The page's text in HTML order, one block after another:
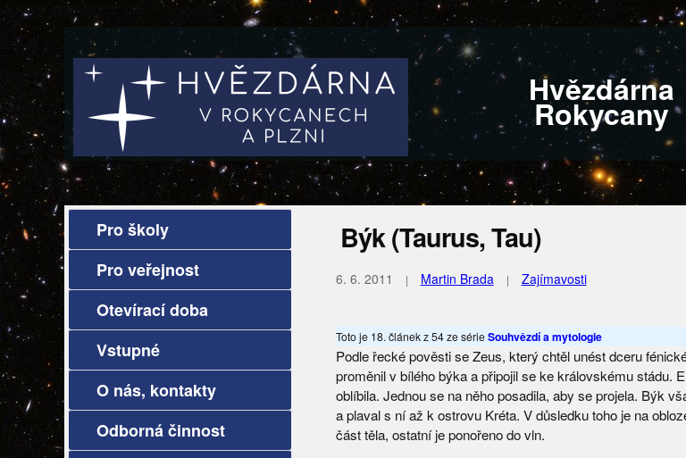
Hvězdárna
Rokycany
Pro školy
Pro veřejnost
Otevírací doba
Vstupné
O nás, kontakty
Odborná činnost
Býk (Taurus, Tau)
6. 6. 2011 Martin Brada Zajímavosti
Toto je 18. článek z 54 ze sérieSouhvězdí a mytologie
Podle řecké pověsti se Zeus, který chtěl unést dceru
proměnil v bílého býka a připojil se ke královskému stádu.
oblíbila. Jednou se na něho posadila, aby se projela. Býk
a plaval s ní až k ostrovu Kréta. V důsledku toho je na
část těla, ostatní je ponořeno do vln.